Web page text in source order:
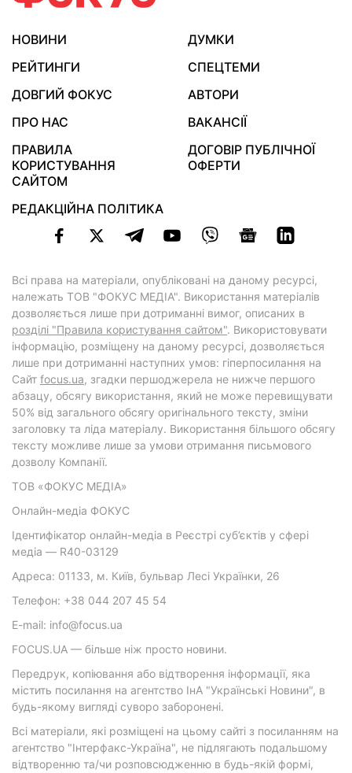
НОВИНИ
ДУМКИ
РЕЙТИНГИ
СПЕЦТЕМИ
ДОВГИЙ ФОКУС
АВТОРИ
ПРО НАС
ВАКАНСІЇ
ПРАВИЛА
КОРИСТУВАННЯ
САЙТОМ
ДОГОВІР ПУБЛІЧНОЇ
ОФЕРТИ
РЕДАКЦІЙНА ПОЛІТИКА
Всі права на матеріали, опубліковані на даному ресурсі,
належать ТОВ "ФОКУС МЕДІА". Використання матеріалів
дозволяється лише при дотриманні вимог, описаних в
розділі "Правила користування сайтом". Використовувати
інформацію, розміщену на даному ресурсі, дозволяється
лише при дотриманні наступних умов: гіперпосилання на
Cайт focus.ua, згадки першоджерела не нижче першого
абзацу, обсягу використання, який не може перевищувати
50% від загального обсягу оригінального тексту, зміни
заголовку та ліда матеріалу. Використання більшого обсягу
тексту можливе лише за умови отримання письмового
дозволу Компанії.
ТОВ «ФОКУС МЕДІА»
Онлайн-медіа ФОКУС
Ідентифікатор онлайн-медіа в Реєстрі суб’єктів у сфері
медіа — R40-03129
Адреса: 01133, м. Київ, бульвар Лесі Українки, 26
Телефон: +38 044 207 45 54
E-mail: info@focus.ua
FOCUS.UA — більше ніж просто новини.
Передрук, копіювання або відтворення інформації, яка
містить посилання на агентство ІнА "Українські Новини", в
будь-якому вигляді суворо заборонені.
Всі матеріали, які розміщені на цьому сайті з посиланням на
агентство "Інтерфакс-Україна", не підлягають подальшому
відтворенню та/чи розповсюдженню в будь-якій формі,